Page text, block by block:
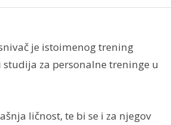
je istoimenog trening
studija za personalne treninge u
ličnost, te bi se i za njegov